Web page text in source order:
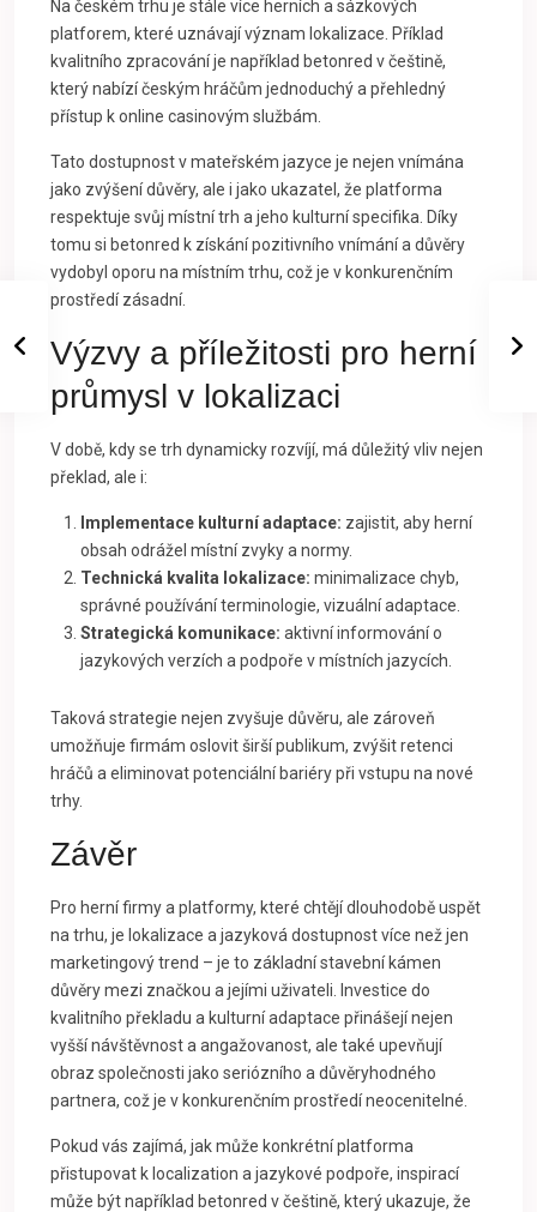
Na českém trhu je stále více herních a sázkových
platforem, které uznávají význam lokalizace. Příklad
kvalitního zpracování je například betonred v češtině,
který nabízí českým hráčům jednoduchý a přehledný
přístup k online casinovým službám.
Tato dostupnost v mateřském jazyce je nejen vnímána
jako zvýšení důvěry, ale i jako ukazatel, že platforma
respektuje svůj místní trh a jeho kulturní specifika. Díky
tomu si betonred k získání pozitivního vnímání a důvěry
vydobyl oporu na místním trhu, což je v konkurenčním
prostředí zásadní.
Výzvy a příležitosti pro herní
průmysl v lokalizaci
V době, kdy se trh dynamicky rozvíjí, má důležitý vliv nejen
překlad, ale i:
Implementace kulturní adaptace: zajistit, aby herní
obsah odrážel místní zvyky a normy.
Technická kvalita lokalizace: minimalizace chyb,
správné používání terminologie, vizuální adaptace.
Strategická komunikace: aktivní informování o
jazykových verzích a podpoře v místních jazycích.
Taková strategie nejen zvyšuje důvěru, ale zároveň
umožňuje firmám oslovit širší publikum, zvýšit retenci
hráčů a eliminovat potenciální bariéry při vstupu na nové
trhy.
Závěr
Pro herní firmy a platformy, které chtějí dlouhodobě uspět
na trhu, je lokalizace a jazyková dostupnost více než jen
marketingový trend – je to základní stavební kámen
důvěry mezi značkou a jejími uživateli. Investice do
kvalitního překladu a kulturní adaptace přinášejí nejen
vyšší návštěvnost a angažovanost, ale také upevňují
obraz společnosti jako seriózního a důvěryhodného
partnera, což je v konkurenčním prostředí neocenitelné.
Pokud vás zajímá, jak může konkrétní platforma
přistupovat k localization a jazykové podpoře, inspirací
může být například betonred v češtině, který ukazuje, že